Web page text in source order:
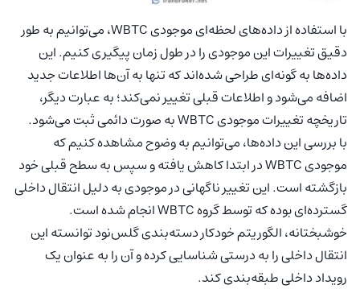
با استفاده از داده‌های لحظه‌ای موجودی WBTC، می‌توانیم به طور
دقیق تغییرات این موجودی را در طول زمان پیگیری کنیم. این
داده‌ها به گونه‌ای طراحی شده‌اند که تنها به آن‌ها اطلاعات جدید
اضافه می‌شود و اطلاعات قبلی تغییر نمی‌کند؛ به عبارت دیگر،
تاریخچه تغییرات موجودی WBTC به صورت دائمی ثبت می‌شود.
با بررسی این داده‌ها، می‌توانیم به وضوح مشاهده کنیم که
موجودی WBTC در ابتدا کاهش یافته و سپس به سطح قبلی خود
بازگشته است. این تغییر ناگهانی در موجودی به دلیل انتقال داخلی
گسترده‌ای بوده که توسط گروه WBTC انجام شده است.
خوشبختانه، الگوریتم خودکار دسته‌بندی گلس‌نود توانسته این
انتقال داخلی را به درستی شناسایی کرده و آن را به عنوان یک
رویداد داخلی طبقه‌بندی کند.